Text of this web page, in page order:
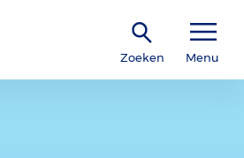
Zoeken Menu